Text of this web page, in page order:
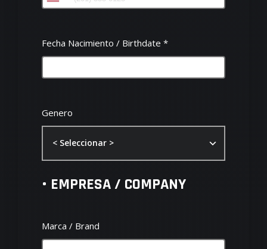
Fecha Nacimiento / Birthdate *
Genero
< Seleccionar >
• EMPRESA / COMPANY
Marca / Brand